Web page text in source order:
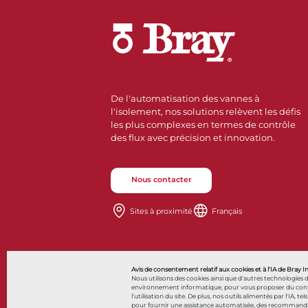
Avis de consentement relatif aux cookies et à l'IA de Bray
Nous utilisons des cookies ainsi que d'autres
environnement informatique, pour vous proposer du
l'utilisation du site. De plus, nos outils alimentés par l'IA,
pour fournir une assistance automatisée, des
De l'automatisation des vannes à
l'isolement, nos solutions relèvent les défis
les plus complexes en termes de contrôle
des flux avec précision et innovation.
Nous contacter
Sites à proximité Français
Also of Interest